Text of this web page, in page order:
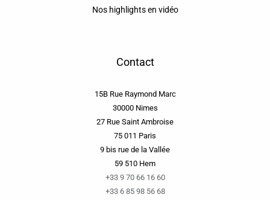
Nos highlights en vidéo
Contact
15B Rue Raymond Marc
30000 Nimes
27 Rue Saint Ambroise
75 011 Paris
9 bis rue de la Vallée
59 510 Hem
+33 9 70 66 16 60
+33 6 85 98 56 68